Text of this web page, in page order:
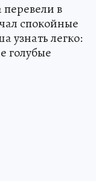
в
спокойные
узнать легко:
голубые